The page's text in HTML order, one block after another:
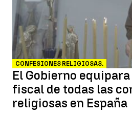
CONFESIONES RELIGIOSAS.
El Gobierno
fiscal de todas las
religiosas en España